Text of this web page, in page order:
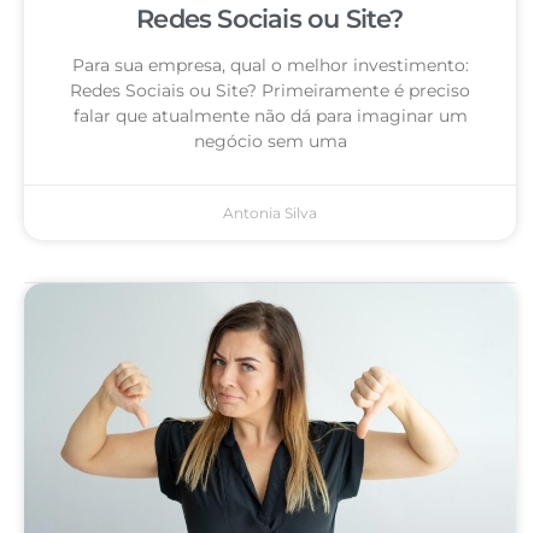
Redes Sociais ou Site?
Para sua empresa, qual o melhor investimento:
Redes Sociais ou Site? Primeiramente é preciso
falar que atualmente não dá para imaginar um
negócio sem uma
Antonia Silva